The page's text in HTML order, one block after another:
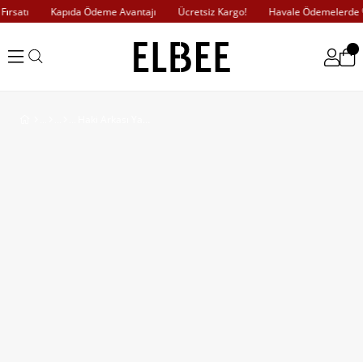
Kapıda Ödeme Avantajı Ücretsiz Kargo! Havale Ödemelerde